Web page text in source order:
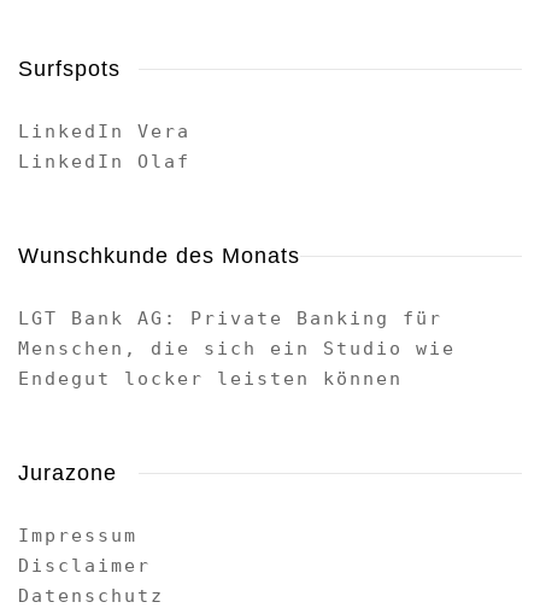
Surfspots
LinkedIn Vera
LinkedIn Olaf
Wunschkunde des Monats
LGT Bank AG: Private Banking für
Menschen, die sich ein Studio wie
Endegut locker leisten können
Jurazone
Impressum
Disclaimer
Datenschutz